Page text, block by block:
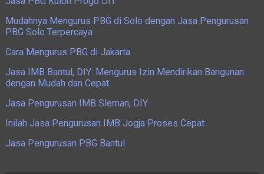
Mudahnya Mengurus PBG di Solo dengan Jasa Pengurusan
PBG Solo Terpercaya
Cara Mengurus PBG di Jakarta
Jasa IMB Bantul, DIY: Mengurus Izin Mendirikan Bangunan
dengan Mudah dan Cepat
Jasa Pengurusan IMB Sleman, DIY
Inilah Jasa Pengurusan IMB Jogja Proses Cepat
Jasa Pengurusan PBG Bantul